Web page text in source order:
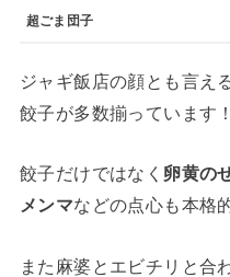
超ごま団子
ジャギ飯店の顔とも言え
餃子が多数揃っています！
餃子だけではなく 卵黄の
メンマなどの点心も本格
また麻婆とエビチリと合